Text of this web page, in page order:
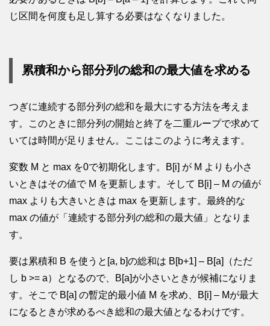
じ区間を何度も足し算する必要はなくなりました。
累積和から部分列の総和の最大値を求める
つぎに連続する部分列の総和を最大にする方法を考えま
す。このときに部分列の開始と終了を二重ループで求めて
いては時間が足りません。ここはこのように考えます。
変数 M と max を0で初期化します。B[i] が M よりも小さ
いときはその値で M を更新します。そして B[i] – M の値が
max よりも大きいときは max を更新します。最終的な
max の値が「連続する部分列の総和の最大値」となりま
す。
要は累積和 B を使うと[a, b]の総和は B[b+1] – B[a]（ただ
し b >= a）となるので、B[a]が小さいときが候補になりま
す。そこで B[a] の暫定的最小値 M を求め、B[i] – Mが最大
になるときが求めるべき総和の最大値となるわけです。